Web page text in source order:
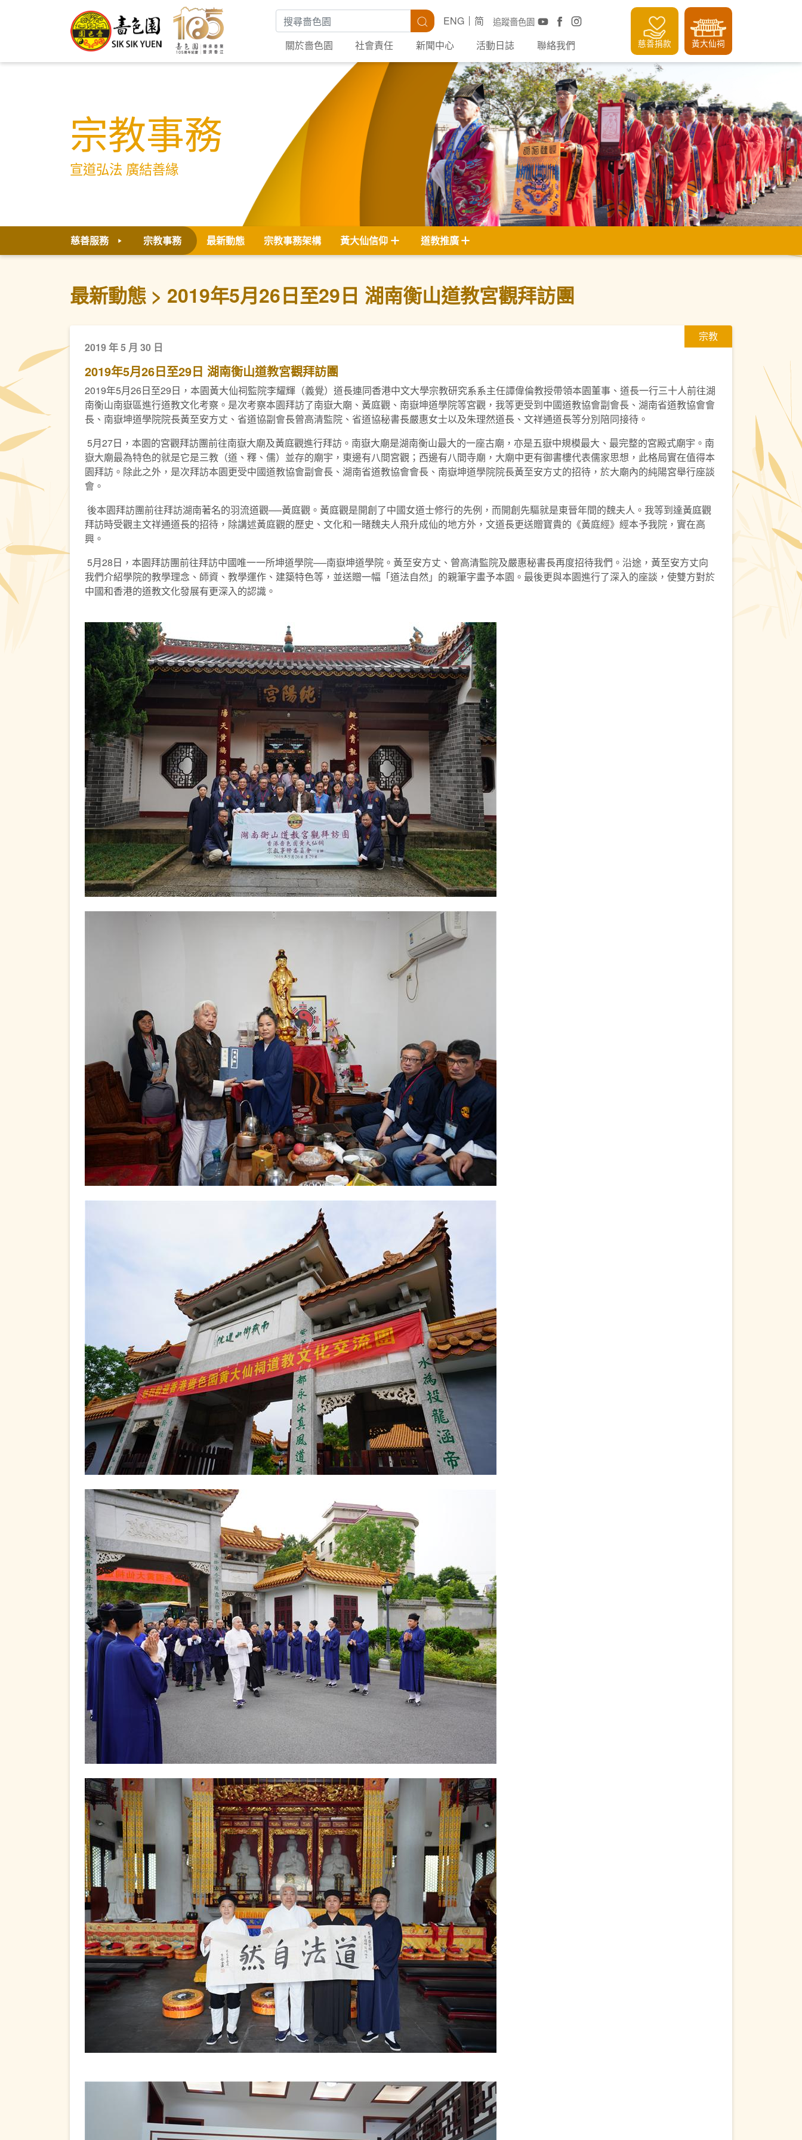
搜尋關鍵字 搜尋 追蹤嗇色園
ENG
简
關於嗇色園
社會責任 新聞中心 活動日誌 聯絡我們 慈善捐款 黃大仙祠
宗教事務
宣道弘法 廣結善緣
慈善服務 宗教事務 最新動態 宗教事務架構 黃大仙信仰 道教推廣
最新動態 2019年5月26日至29日 湖南衡山道教宮觀拜訪團
宗教
2019 年 5 月 30 日
2019年5月26日至29日 湖南衡山道教宮觀拜訪團
2019年5月26日至29日，本園黃大仙祠監院李耀輝（義覺）道長連同香港中文大學宗教研究系系主任譚偉倫教授帶領本園董事、道長一行三十人前往湖
南衡山南嶽區進行道教文化考察。是次考察本園拜訪了南嶽大廟、黃庭觀、南嶽坤道學院等宮觀，我等更受到中國道教協會副會長、湖南省道教協會會
長、南嶽坤道學院院長黃至安方丈、省道協副會長曾高清監院、省道協秘書長嚴惠女士以及朱理然道長、文祥通道長等分別陪同接待。
5月27日，本園的宮觀拜訪團前往南嶽大廟及黃庭觀進行拜訪。南嶽大廟是湖南衡山最大的一座古廟，亦是五嶽中規模最大、最完整的宮殿式廟宇。南
嶽大廟最為特色的就是它是三教（道、釋、儒）並存的廟宇，東邊有八間宮觀；西邊有八間寺廟，大廟中更有御書樓代表儒家思想，此格局實在值得本
園拜訪。除此之外，是次拜訪本園更受中國道教協會副會長、湖南省道教協會會長、南嶽坤道學院院長黃至安方丈的招待，於大廟內的純陽宮舉行座談
會。
後本園拜訪團前往拜訪湖南著名的羽流道觀──黃庭觀。黃庭觀是開創了中國女道士修行的先例，而開創先驅就是東晉年間的魏夫人。我等到達黃庭觀
拜訪時受觀主文祥通道長的招待，除講述黃庭觀的歷史、文化和一睹魏夫人飛升成仙的地方外，文道長更送贈寶貴的《黃庭經》經本予我院，實在高
興。
5月28日，本園拜訪團前往拜訪中國唯一一所坤道學院──南嶽坤道學院。黃至安方丈、曾高清監院及嚴惠秘書長再度招待我們。沿途，黃至安方丈向
我們介紹學院的教學理念、師資、教學運作、建築特色等，並送贈一幅「道法自然」的親筆字畫予本園。最後更與本園進行了深入的座談，使雙方對於
中國和香港的道教文化發展有更深入的認識。